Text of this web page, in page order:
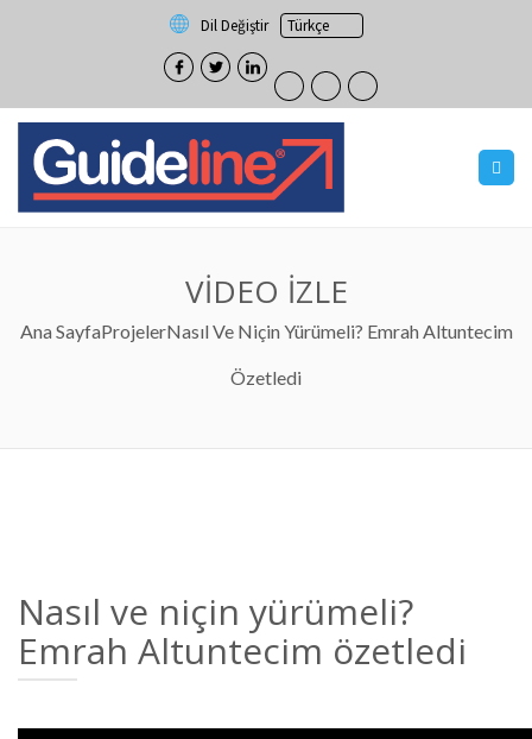
Dil Değiştir
VİDEO İZLE
Ana SayfaProjelerNasıl Ve Niçin Yürümeli? Emrah Altuntecim
Özetledi
Nasıl ve niçin yürümeli?
Emrah Altuntecim özetledi